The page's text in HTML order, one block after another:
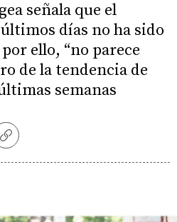
señala que el
días no ha sido
ello, “no parece
de la tendencia de
semanas
Copiar